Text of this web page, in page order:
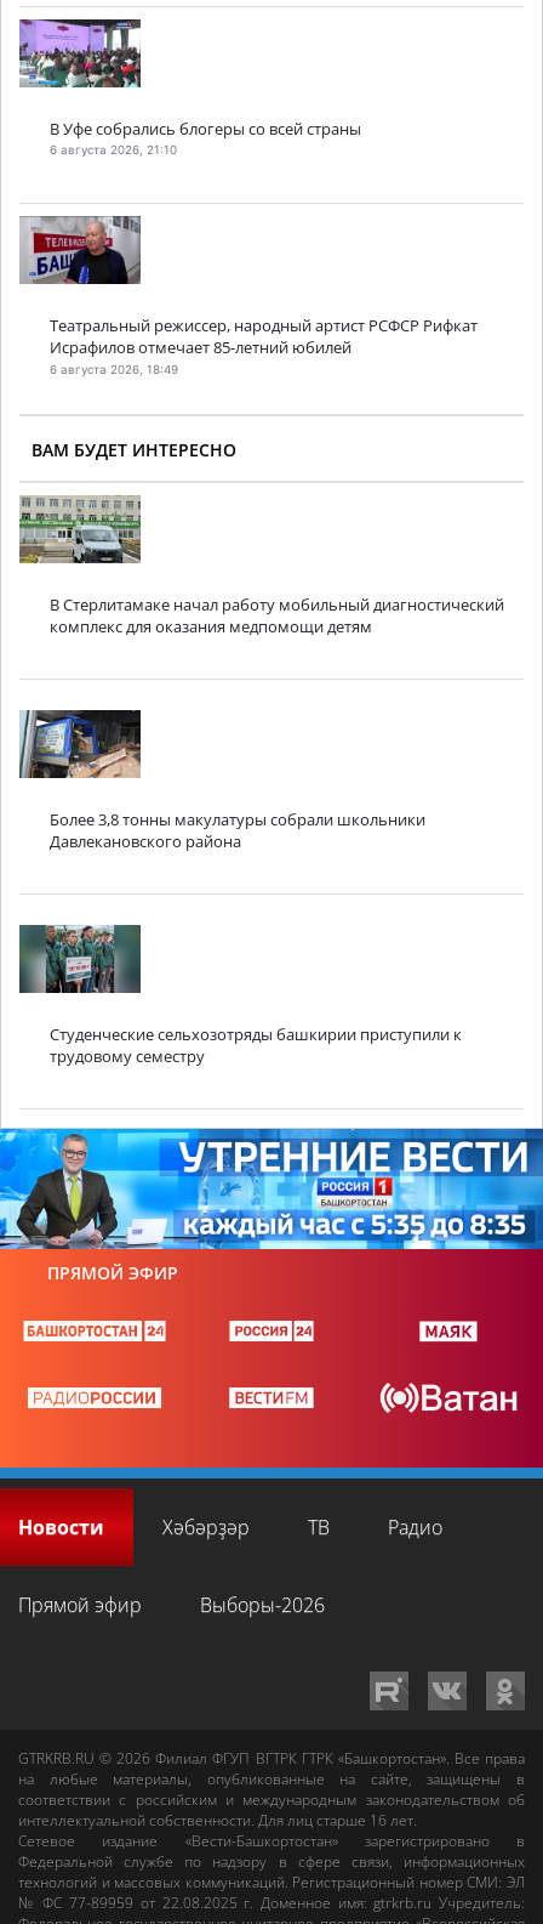
В Уфе собрались блогеры со всей страны
6 августа 2026, 21:10
Театральный режиссер, народный артист РСФСР Рифкат
Исрафилов отмечает 85-летний юбилей
6 августа 2026, 18:49
ВАМ БУДЕТ ИНТЕРЕСНО
В Стерлитамаке начал работу мобильный диагностический
комплекс для оказания медпомощи детям
Более 3,8 тонны макулатуры собрали школьники
Давлекановского района
Студенческие сельхозотряды башкирии приступили к
трудовому семестру
ПРЯМОЙ ЭФИР
Новости Хәбәрҙәр ТВ Радио
Прямой эфир Выборы-2026
GTRKRB.RU © 2026Филиал ФГУП ВГТРК ГТРК «Башкортостан». Все права
на любые материалы, опубликованные на сайте, защищены в
соответствии с российским и международным законодательством об
интеллектуальной собственности. Для лиц старше 16 лет.
Сетевое издание «Вести-Башкортостан»зарегистрировано в
Федеральной службе по надзору в сфере связи, информационных
технологий и массовых коммуникаций. Регистрационный номер СМИ: ЭЛ
№ ФС 77-89959 от 22.08.2025 г. Доменное имя:gtrkrb.ru Учредитель: